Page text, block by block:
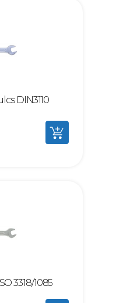
DIN3110
3318/1085